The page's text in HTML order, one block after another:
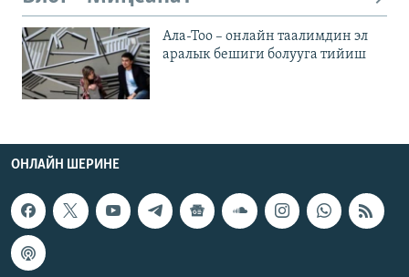
Ала-Тоо – онлайн таалимдин эл
аралык бешиги болууга тийиш
ОНЛАЙН ШЕРИНЕ